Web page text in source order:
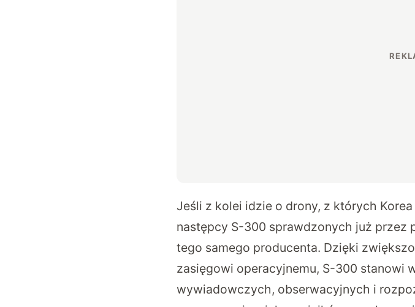
Jeśli z kolei idzie o drony, z których
następcy S-300 sprawdzonych już przez
tego samego producenta. Dzięki
zasięgowi operacyjnemu, S-300 stanowi
wywiadowczych, obserwacyjnych i